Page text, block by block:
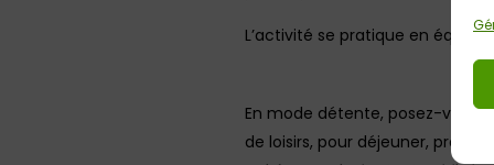
L’activité se pratique en équipe
En mode détente, posez-vous
de loisirs, pour déjeuner,